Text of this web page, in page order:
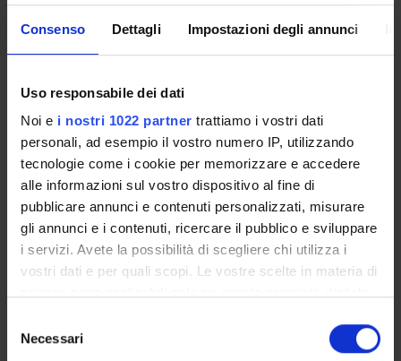
Consenso Dettagli Impostazioni degli annunci
Uso responsabile dei dati
Noi e i nostri 1022 partner trattiamo i vostri dati
personali, ad esempio il vostro numero IP, utilizzando
tecnologie come i cookie per memorizzare e accedere
alle informazioni sul vostro dispositivo al fine di
pubblicare annunci e contenuti personalizzati, misurare
gli annunci e i contenuti, ricercare il pubblico e sviluppare
i servizi. Avete la possibilità di scegliere chi utilizza i
vostri dati e per quali scopi. Le vostre scelte in materia di
modificare o revocare il proprio consenso in qualsiasi
momento dalla Dichiarazione sui cookie o facendo clic
Necessari
The course's final, applied section will focus on miscellanies, of
both lyric poetry and prose, and their peculiar editorial
problems.
Program
Textual theory and editorial technique
The course is taken as a whole; however, its programme is
divided in three sections for illustration purposes only.
I section: Textual scholarship: introductory aspects [18 hours =
3 CFU]
B. BENTIVOGLI-P. VECCHI GALLI, Filologia italiana, Milano, B.